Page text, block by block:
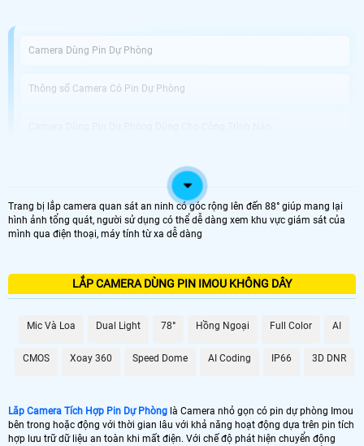
Camera Dùng Pin Dự Phòng
Thông số Camera Có Pin Dự Phòng
An Thành Phát Bán Camera Dùng Pin Phòng Uy Tín
Được phát triển với công nghệ tiên tiến, Camera Tích Hợp Pin Dự Phòng không
chỉ là thiết bị giám sát vị trí chuyên dụng mà còn giải pháp hoàn hảo cho
những tình huống mất điện hoặc thiếu nguồn điện. Với khả năng hoạt động
Điểm nổi bật của camera này chính là chất lượng ghi hình tuyệt vời với độ
phân giải Full HD 1080P, giúp bạn quan sát mọi chi tiết một cách rõ nét và sắc
quá trình ghi hình, đồng thời Hoàn toàn tin cậy cho việc lưu trữ dữ liệu lâu dài
Với Camera Tích Hợp Pin Dự Phòng này, bạn không chỉ có được sự tiện lợi
trong việc giám sát mà còn được ổn hơn với chất lượng hình ảnh và dữ liệu lưu
Trang bị lắp camera quan sát an ninh có góc rộng lên đến 88° giúp mang lại
hình ảnh tổng quát, người sử dụng có thể dễ dàng xem khu vực giám sát của
mình qua điện thoại, máy tính từ xa dễ dàng
LẮP CAMERA DÙNG PIN IMOU KHÔNG DÂY
Mic Và Loa Dual Light 78° Hồng Ngoại Full Color AI
CMOS Xoay 360 Speed Dome AI Coding IP66 3D DNR
Lăp Camera Tích Hợp Pin Dự Phòng là Camera nhỏ gọn có pin dự phòng Imou
bên trong hoặc động với thời gian lâu với khả năng hoạt động dựa trên pin tích
hợp lưu trữ dữ liệu an toàn khi mất điện. Với chế độ phát hiện chuyển động